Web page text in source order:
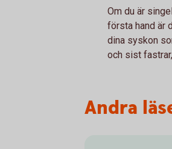
Om du är
första hand är
dina syskon
och sist
Andra